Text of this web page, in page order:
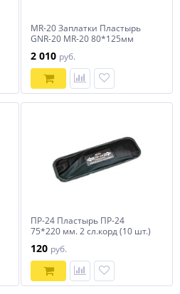
MR-20 Заплатки Пластырь
GNR-20 MR-20 80*125мм
2 010 руб.
ПР-24 Пластырь ПР-24
75*220 мм. 2 сл.корд (10 шт.)
120 руб.